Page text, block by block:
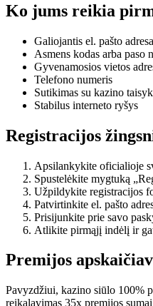
Ko jums reikia
Galiojantis el. pašto
Asmens kodas arba paso
Gyvenamosios vietos
Telefono numeris
Sutikimas su kazino
Stabilus interneto ryšys
Registracijos
Apsilankykite oficialioje
Spustelėkite mygtuką
Užpildykite registracijos
Patvirtinkite el. pašto
Prisijunkite prie savo
Atlikite pirmąjį indėlį ir
Premijos
Pavyzdžiui, kazino siūlo 100%
reikalavimas 35x premijos